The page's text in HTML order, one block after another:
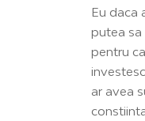
Eu daca
putea sa
pentru
ar avea